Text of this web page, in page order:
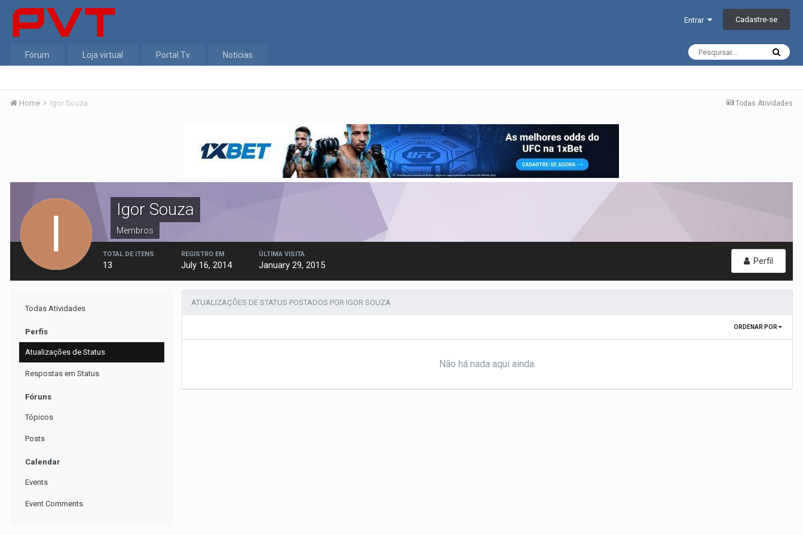
Entrar Cadastre-se
Fórum Loja virtual Portal Tv Notícias
Todas Atividades
Home Igor Souza
Igor Souza
Membros
Perfil
TOTAL DE ITENS
13
REGISTRO EM
July 16, 2014
ÚLTIMA VISITA
January 29, 2015
Todas Atividades
Perfis
Atualizações de Status
Respostas em Status
Fóruns
Tópicos
Posts
Calendar
Events
Event Comments
ATUALIZAÇÕES DE STATUS POSTADOS POR IGOR SOUZA
ORDENAR POR
Não há nada aqui ainda.